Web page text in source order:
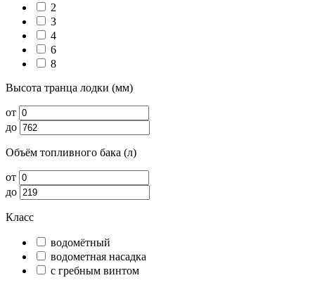
2
3
4
6
8
Высота транца лодки (мм)
от
до
Объём топливного бака (л)
от
до
Класс
водомётный
водометная насадка
с гребным винтом